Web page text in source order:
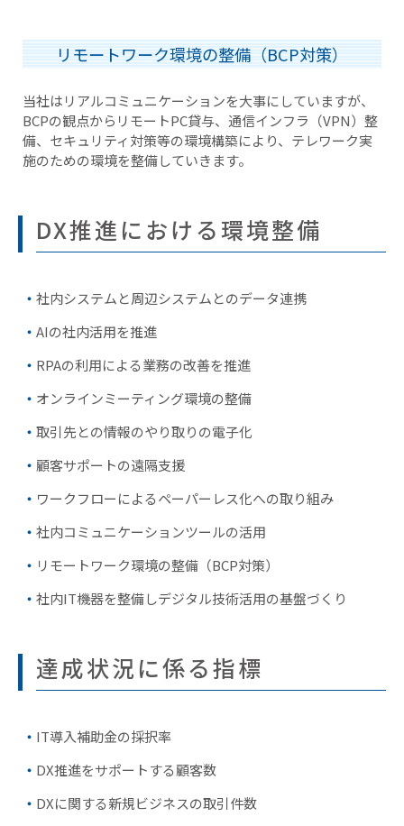
リモートワーク環境の整備（BCP対策）
当社はリアルコミュニケーションを大事にしていますが、
BCPの観点からリモートPC貸与、通信インフラ（VPN）整
備、セキュリティ対策等の環境構築により、テレワーク実
施のための環境を整備していきます。
DX推進における環境整備
社内システムと周辺システムとのデータ連携
AIの社内活用を推進
RPAの利用による業務の改善を推進
オンラインミーティング環境の整備
取引先との情報のやり取りの電子化
顧客サポートの遠隔支援
ワークフローによるペーパーレス化への取り組み
社内コミュニケーションツールの活用
リモートワーク環境の整備（BCP対策）
社内IT機器を整備しデジタル技術活用の基盤づくり
達成状況に係る指標
IT導入補助金の採択率
DX推進をサポートする顧客数
DXに関する新規ビジネスの取引件数